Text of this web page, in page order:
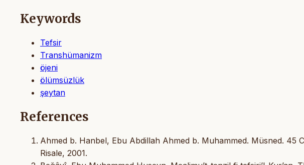
Keywords
Tefsir
Transhümanizm
öjeni
ölümsüzlük
şeytan
References
Ahmed b. Hanbel, Ebu Abdillah Ahmed b. Muhammed. Müsned. 45
Risale, 2001.